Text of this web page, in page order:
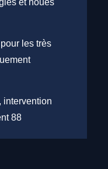
les très
intervention
88